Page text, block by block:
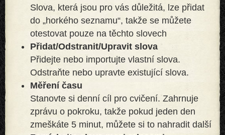
Slova, která jsou pro vás důležitá, lze přidat
do „horkého seznamu“, takže se můžete
otestovat pouze na těchto slovech
Přidat/Odstranit/Upravit slova
Přidejte nebo importujte vlastní slova.
Odstraňte nebo upravte existující slova.
Měření času
Stanovte si denní cíl pro cvičení. Zahrnuje
zprávu o pokroku, takže pokud jeden den
zmeškáte 5 minut, můžete si to nahradit další